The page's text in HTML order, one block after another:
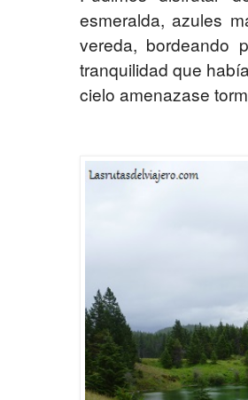
esmeralda, azules
vereda, bordeando
tranquilidad que
cielo amenazase